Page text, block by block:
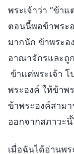
พระเจ้าว่า “ข้า
ตอนนี้พอข้าพระ
มากนัก ข้าพระอ
อาณาจักรและถู
ข้าแต่พระเจ้า
พระองค์ ให้ข้าพ
ข้าพระองค์สาม
ออกจากสภาวะนี้
เมื่อฉันได้อ่านพร